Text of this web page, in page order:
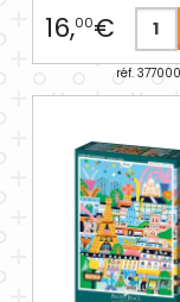
16,00€
réf.